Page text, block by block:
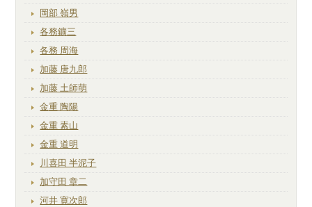
岡部 嶺男
各務鑛三
各務 周海
加藤 唐九郎
加藤 土師萌
金重 陶陽
金重 素山
金重 道明
川喜田 半泥子
加守田 章二
河井 寛次郎